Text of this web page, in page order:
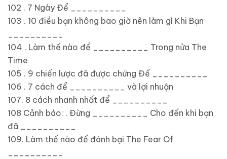
102 . 7 Ngày Để __________
103 . 10 điều bạn không bao giờ nên làm gì Khi Bạn
104 . Làm thế nào để __________ Trong nửa The
Time
105 . 9 chiến lược đã được chứng Để __________
106 . 7 cách để __________ và lợi nhuận
107. 8 cách nhanh nhất để __________
108 Cảnh báo: . Đừng __________ Cho đến khi bạn
đã __________
109. Làm thế nào để đánh bại The Fear Of